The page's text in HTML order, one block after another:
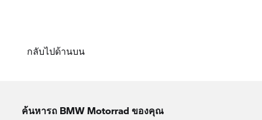
กลับไปด้านบน
ค้นหารถ BMW Motorrad ของคุณ